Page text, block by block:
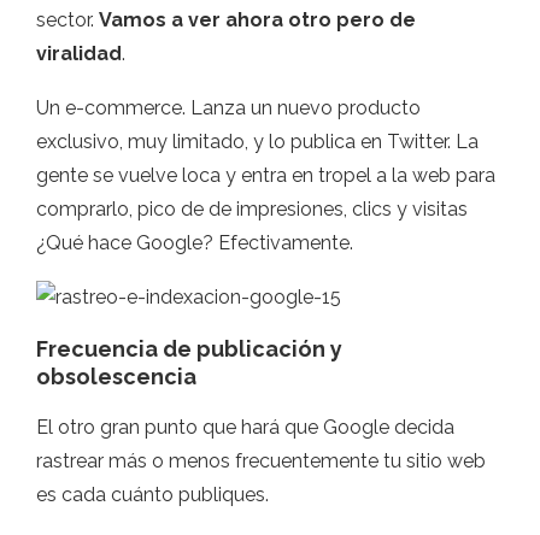
sector. Vamos a ver ahora otro pero de
viralidad.
Un e-commerce. Lanza un nuevo producto
exclusivo, muy limitado, y lo publica en Twitter. La
gente se vuelve loca y entra en tropel a la web para
comprarlo, pico de de impresiones, clics y visitas
¿Qué hace Google? Efectivamente.
Frecuencia de publicación y
obsolescencia
El otro gran punto que hará que Google decida
rastrear más o menos frecuentemente tu sitio web
es cada cuánto publiques.